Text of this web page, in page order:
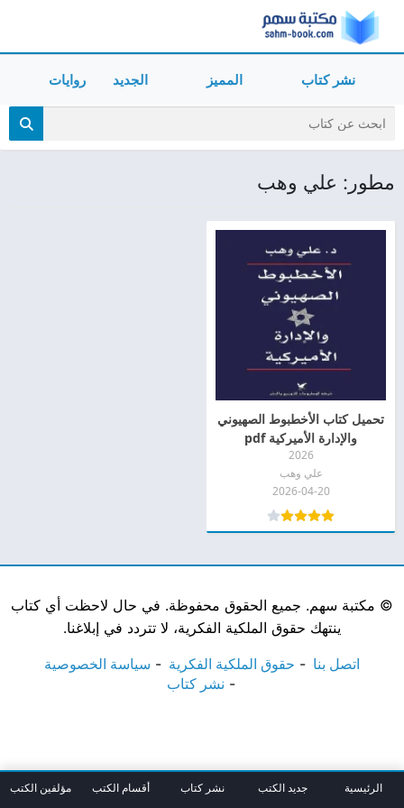
نشر كتاب المميز الجديد روايات
مطور: علي وهب
تحميل كتاب الأخطبوط الصهيوني
والإدارة الأميركية pdf
2026
علي وهب
2026-04-20
© مكتبة سهم. جميع الحقوق محفوظة. في حال لاحظت أي كتاب
ينتهك حقوق الملكية الفكرية، لا تتردد في إبلاغنا.
اتصل بنا حقوق الملكية الفكرية
سياسة الخصوصية
نشر كتاب
الرئيسية جديد الكتب نشر كتاب أقسام الكتب مؤلفين الكتب